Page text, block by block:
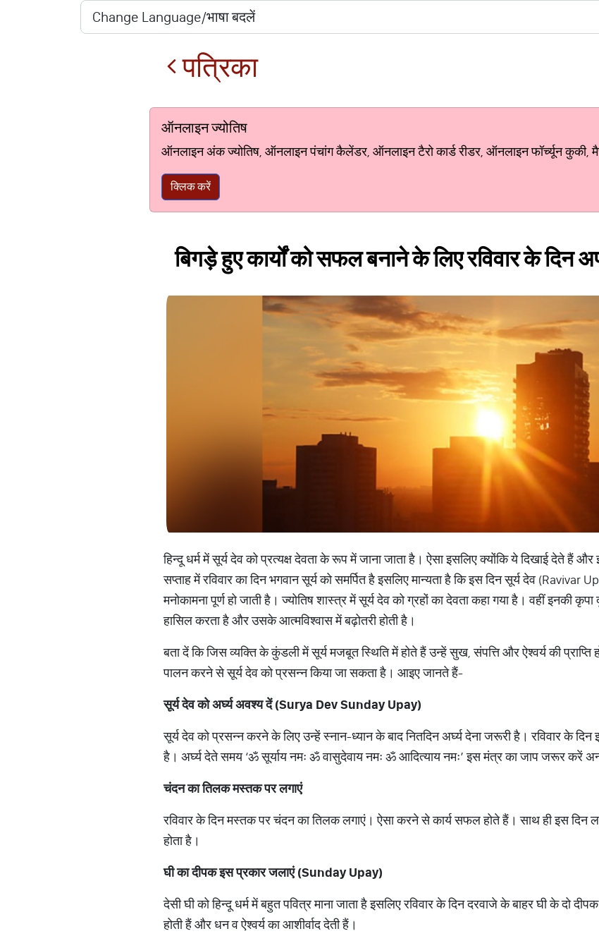
पत्रिका
ऑनलाइन ज्योतिष
ऑनलाइन अंक ज्योतिष, ऑनलाइन पंचांग कैलेंडर, ऑनलाइन टैरो कार्ड रीडर, ऑनलाइन फॉर्च्यून कुकी,
क्लिक करें
बिगड़े हुए कार्यों को सफल बनाने के लिए रविवार के दिन
हिन्दू धर्म में सूर्य देव को प्रत्यक्ष देवता के रूप में जाना जाता है। ऐसा इसलिए क्योंकि ये दिखाई देते हैं और
सप्ताह में रविवार का दिन भगवान सूर्य को समर्पित है इसलिए मान्यता है कि इस दिन सूर्य देव (Ravivar
मनोकामना पूर्ण हो जाती है। ज्योतिष शास्त्र में सूर्य देव को ग्रहों का देवता कहा गया है। वहीं इनकी
हासिल करता है और उसके आत्मविश्वास में बढ़ोतरी होती है।
बता दें कि जिस व्यक्ति के कुंडली में सूर्य मजबूत स्थिति में होते हैं उन्हें सुख, संपत्ति और ऐश्वर्य की प्राप्ति
पालन करने से सूर्य देव को प्रसन्न किया जा सकता है। आइए जानते हैं-
सूर्य देव को अर्घ्य अवश्य दें (Surya Dev Sunday Upay)
सूर्य देव को प्रसन्न करने के लिए उन्हें स्नान-ध्यान के बाद नितदिन अर्घ्य देना जरूरी है। रविवार के
है। अर्घ्य देते समय ‘ॐ सूर्याय नमः ॐ वासुदेवाय नमः ॐ आदित्याय नमः’ इस मंत्र का जाप जरूर करें
चंदन का तिलक मस्तक पर लगाएं
रविवार के दिन मस्तक पर चंदन का तिलक लगाएं। ऐसा करने से कार्य सफल होते हैं। साथ ही इस दिन
होता है।
घी का दीपक इस प्रकार जलाएं (Sunday Upay)
देसी घी को हिन्दू धर्म में बहुत पवित्र माना जाता है इसलिए रविवार के दिन दरवाजे के बाहर घी के दो
होती हैं और धन व ऐश्वर्य का आशीर्वाद देती हैं।